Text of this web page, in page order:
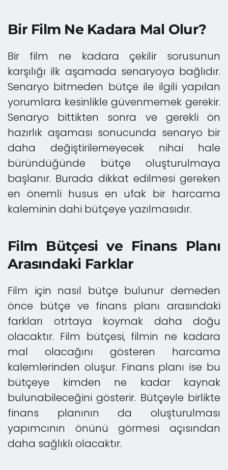
Bir Film Ne Kadara Mal Olur?
Bir film ne kadara çekilir sorusunun
karşılığı ilk aşamada senaryoya bağlıdır.
Senaryo bitmeden bütçe ile ilgili yapılan
yorumlara kesinlikle güvenmemek gerekir.
Senaryo bittikten sonra ve gerekli ön
hazırlık aşaması sonucunda senaryo bir
daha değiştirilemeyecek nihai hale
büründüğünde bütçe oluşturulmaya
başlanır. Burada dikkat edilmesi gereken
en önemli husus en ufak bir harcama
kaleminin dahi bütçeye yazılmasıdır.
Film Bütçesi ve Finans Planı
Arasındaki Farklar
Film için nasıl bütçe bulunur demeden
önce bütçe ve finans planı arasındaki
farkları otrtaya koymak daha doğu
olacaktır. Film bütçesi, filmin ne kadara
mal olacağını gösteren harcama
kalemlerinden oluşur. Finans planı ise bu
bütçeye kimden ne kadar kaynak
bulunabileceğini gösterir. Bütçeyle birlikte
finans planının da oluşturulması
yapımcının önünü görmesi açısından
daha sağlıklı olacaktır.